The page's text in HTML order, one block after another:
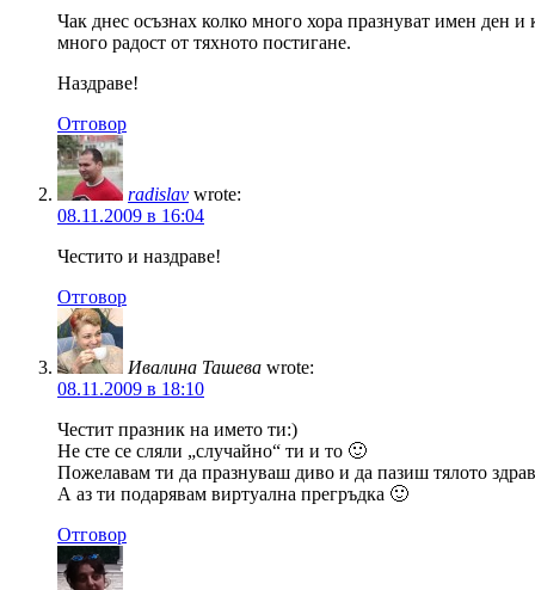
Чак днес осъзнах колко много хора празнуват имен ден
много радост от тяхното постигане.
Наздраве!
Отговор
radislav wrote:
08.11.2009 в 16:04
Честито и наздраве!
Отговор
Ивалина Ташева wrote:
08.11.2009 в 18:10
Честит празник на името ти:)
Не сте се сляли „случайно“ ти и то 🙂
Пожелавам ти да празнуваш диво и да пазиш тялото
А аз ти подарявам виртуална прегръдка 🙂
Отговор